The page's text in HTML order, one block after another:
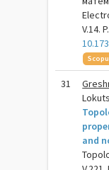
V.14.
31
and